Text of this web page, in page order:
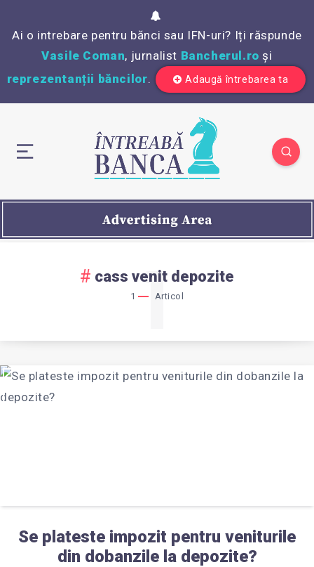
Ai o intrebare pentru bănci sau IFN-uri? Iți răspunde
Vasile Coman, jurnalist Bancherul.ro și
reprezentanții băncilor. Adaugă întrebarea ta
cass venit depozite
1 Articol
1
Se plateste impozit pentru veniturile
din dobanzile la depozite?